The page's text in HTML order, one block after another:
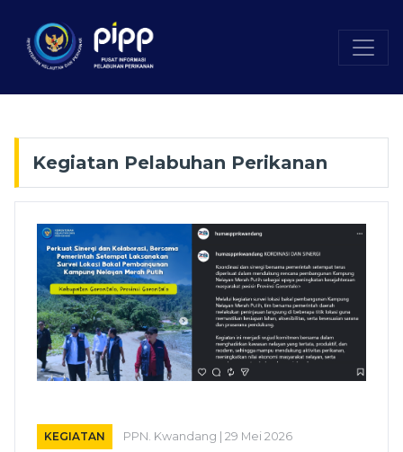
Kegiatan Pelabuhan Perikanan
KEGIATAN PPN. Kwandang | 29 Mei 2026